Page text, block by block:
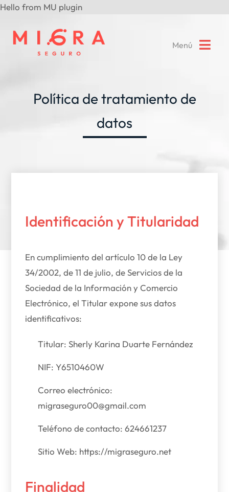
Hello from MU plugin
Menú
Servicios
Política de tratamiento de
datos
Identificación y Titularidad
En cumplimiento del artículo 10 de la Ley
34/2002, de 11 de julio, de Servicios de la
Sociedad de la Información y Comercio
Electrónico, el Titular expone sus datos
identificativos:
Titular: Sherly Karina Duarte Fernández
NIF: Y6510460W
Correo electrónico:
migraseguro00@gmail.com
Teléfono de contacto: 624661237
Sitio Web: https://migraseguro.net
Finalidad